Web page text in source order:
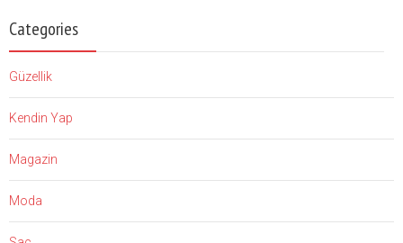
Categories
Güzellik
Kendin Yap
Magazin
Moda